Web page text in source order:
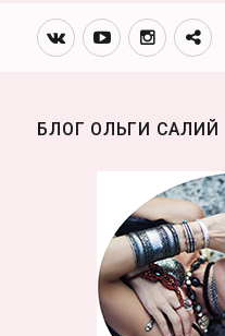
Вконтакте
Youtube
БЛОГ ОЛЬГИ САЛИЙ